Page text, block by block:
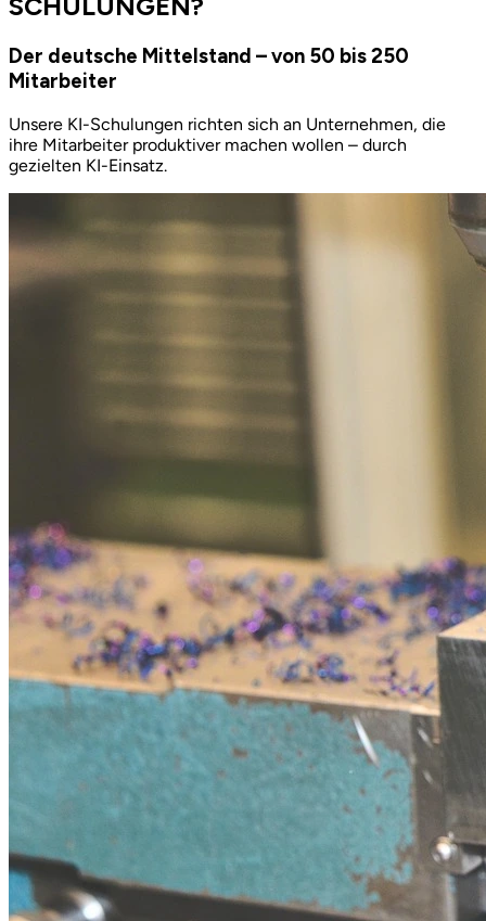
Der deutsche Mittelstand – von 50 bis 250
Mitarbeiter
Unsere KI-Schulungen richten sich an Unternehmen, die
ihre Mitarbeiter produktiver machen wollen – durch
gezielten KI-Einsatz.